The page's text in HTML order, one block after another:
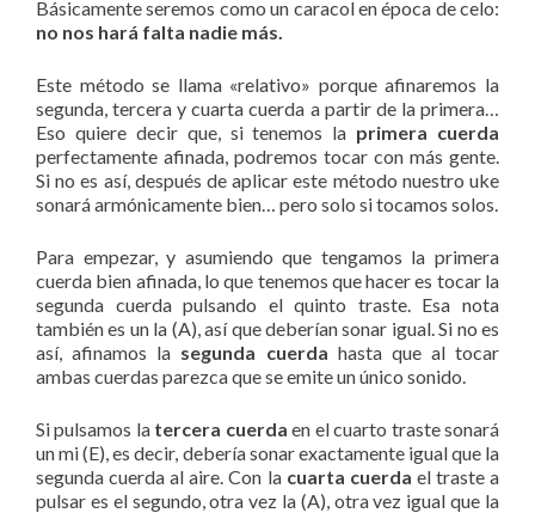
Básicamente seremos como un caracol en época de celo:
no nos hará falta nadie más.
Este método se llama «relativo» porque afinaremos la
segunda, tercera y cuarta cuerda a partir de la primera…
Eso quiere decir que, si tenemos la primera cuerda
perfectamente afinada, podremos tocar con más gente.
Si no es así, después de aplicar este método nuestro uke
sonará armónicamente bien… pero solo si tocamos solos.
Para empezar, y asumiendo que tengamos la primera
cuerda bien afinada, lo que tenemos que hacer es tocar la
segunda cuerda pulsando el quinto traste. Esa nota
también es un la (A), así que deberían sonar igual. Si no es
así, afinamos la segunda cuerda hasta que al tocar
ambas cuerdas parezca que se emite un único sonido.
Si pulsamos latercera cuerda en el cuarto traste sonará
un mi (E), es decir, debería sonar exactamente igual que la
segunda cuerda al aire. Con la cuarta cuerda el traste a
pulsar es el segundo, otra vez la (A), otra vez igual que la